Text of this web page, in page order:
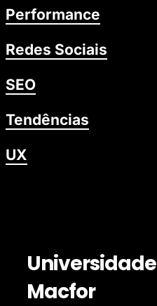
Performance
Redes Sociais
SEO
Tendências
UX
Universidade
Macfor